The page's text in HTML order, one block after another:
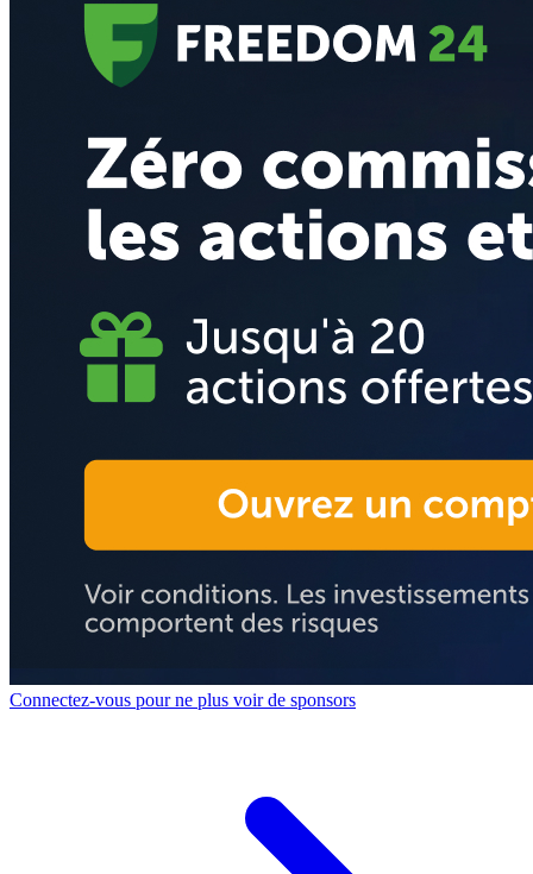
Connectez-vous pour ne plus voir de sponsors